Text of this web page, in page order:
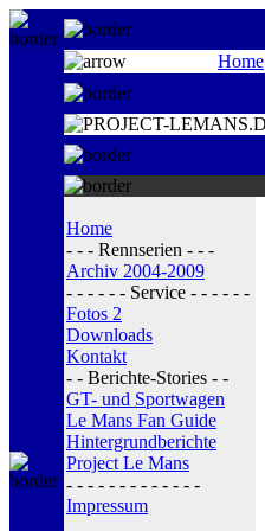
Home
Home
- - - Rennserien - - -
Archiv 2004-2009
- - - - - - Service - - - - - -
Fotos 2
Downloads
Kontakt
- - Berichte-Stories - -
GT- und Sportwagen
Le Mans Fan Guide
Hintergrundberichte
Project Le Mans
- - - - - - - - - - - - -
Impressum